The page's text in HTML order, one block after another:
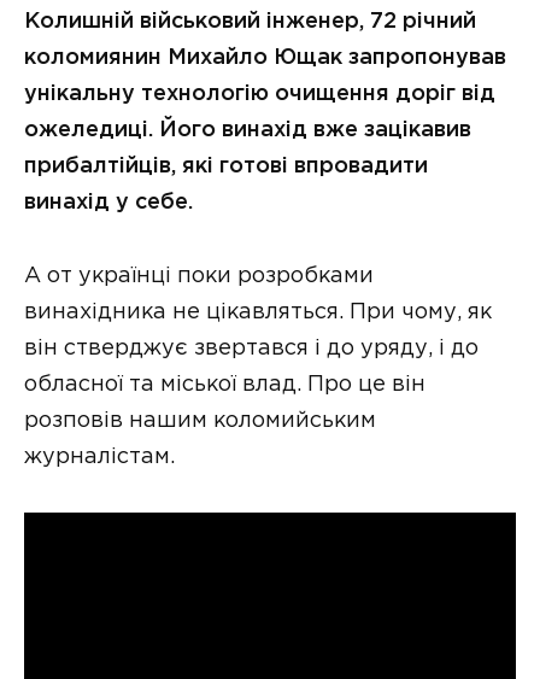
Колишній військовий інженер, 72 річний
коломиянин Михайло Ющак запропонував
унікальну технологію очищення доріг від
ожеледиці. Його винахід вже зацікавив
прибалтійців, які готові впровадити
винахід у себе.
А от українці поки розробками
винахідника не цікавляться. При чому, як
він стверджує звертався і до уряду, і до
обласної та міської влад. Про це він
розповів нашим коломийським
журналістам.